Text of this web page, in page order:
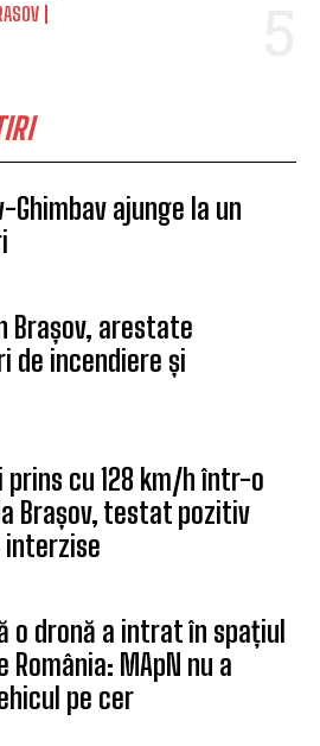
ajunge la un
Brașov, arestate
de incendiere și
prins cu 128 km/h într-o
Brașov, testat pozitiv
o dronă a intrat în spațiul
MApN nu a
pe cer